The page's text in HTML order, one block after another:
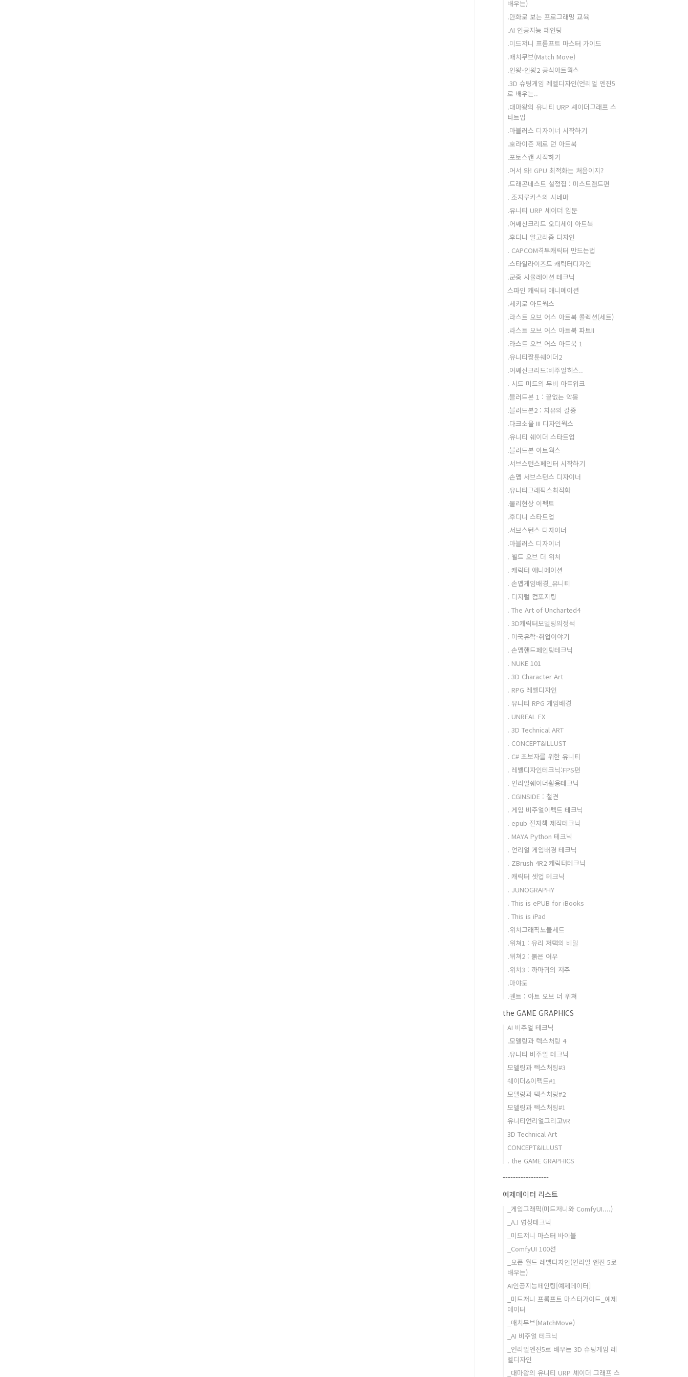
배우는)
.만화로 보는 프로그래밍 교육
.AI 인공지능 페인팅
.미드저니 프롬프트 마스터 가이드
.매치무브(Match Move)
.인왕-인왕2 공식아트웍스
.3D 슈팅게임 레벨디자인(언리얼 엔진5
로 배우는..
.대마왕의 유니티 URP 셰이더그래프 스
타트업
.마블러스 디자이너 시작하기
.호라이즌 제로 던 아트북
.포토스캔 시작하기
.어서 와! GPU 최적화는 처음이지?
.드래곤네스트 설정집 : 미스트랜드편
. 조지루카스의 시네마
.유니티 URP 셰이더 입문
.어쌔신크리드 오디세이 아트북
.후디니 알고리즘 디자인
. CAPCOM격투캐릭터 만드는법
.스타일라이즈드 캐릭터디자인
.군중 시뮬레이션 테크닉
스파인 캐릭터 애니메이션
.세키로 아트웍스
.라스트 오브 어스 아트북 콜렉션(세트)
.라스트 오브 어스 아트북 파트II
.라스트 오브 어스 아트북 1
.유니티짱툰쉐이더2
.어쌔신크리드:비주얼히스..
. 시드 미드의 무비 아트워크
.블러드본 1 : 끝없는 악몽
.블러드본2 : 치유의 갈증
.다크소울 III 디자인웍스
.유니티 쉐이더 스타트업
.블러드본 아트웍스
.서브스턴스페인터 시작하기
.손맵 서브스턴스 디자이너
.유니티그래픽스최적화
.물리현상 이펙트
.후디니 스타트업
.서브스턴스 디자이너
.마블러스 디자이너
. 월드 오브 더 위쳐
. 캐릭터 애니메이션
. 손맵게임배경_유니티
. 디지털 컴포지팅
. The Art of Uncharted4
. 3D캐릭터모델링의정석
. 미국유학-취업이야기
. 손맵핸드페인팅테크닉
. NUKE 101
. 3D Character Art
. RPG 레벨디자인
. 유니티 RPG 게임배경
. UNREAL FX
. 3D Technical ART
. CONCEPT&ILLUST
. C# 초보자를 위한 유니티
. 레벨디자인테크닉:FPS편
. 언리얼쉐이더활용테크닉
. CGINSIDE : 철견
. 게임 비주얼이펙트 테크닉
. epub 전자책 제작테크닉
. MAYA Python 테크닉
. 언리얼 게임배경 테크닉
. ZBrush 4R2 캐릭터테크닉
. 캐릭터 셋업 테크닉
. JUNOGRAPHY
. This is ePUB for iBooks
. This is iPad
.위쳐그래픽노블세트
.위쳐1 : 유리 저택의 비밀
.위쳐2 : 붉은 여우
.위쳐3 : 까마귀의 저주
.마야도
.궨트 : 아트 오브 더 위쳐
the GAME GRAPHICS
AI 비주얼 테크닉
.모델링과 텍스처링 4
.유니티 비주얼 테크닉
모델링과 텍스처링#3
쉐이더&이펙트#1
모델링과 텍스처링#2
모델링과 텍스처링#1
유니티언리얼그리고VR
3D Technical Art
CONCEPT&ILLUST
. the GAME GRAPHICS
------------------
예제데이터 리스트
_게임그래픽(미드저니와 ComfyUI....)
_A.I 영상테크닉
_미드저니 마스터 바이블
_ComfyUI 100선
_오픈 월드 레벨디자인(언리얼 엔진 5로
배우는)
AI인공지능페인팅[예제데이터]
_미드저니 프롬프트 마스터가이드_예제
데이터
_매치무브(MatchMove)
_AI 비주얼 테크닉
_언리얼엔진5로 배우는 3D 슈팅게임 레
벨디자인
_대마왕의 유니티 URP 셰이더 그래프 스